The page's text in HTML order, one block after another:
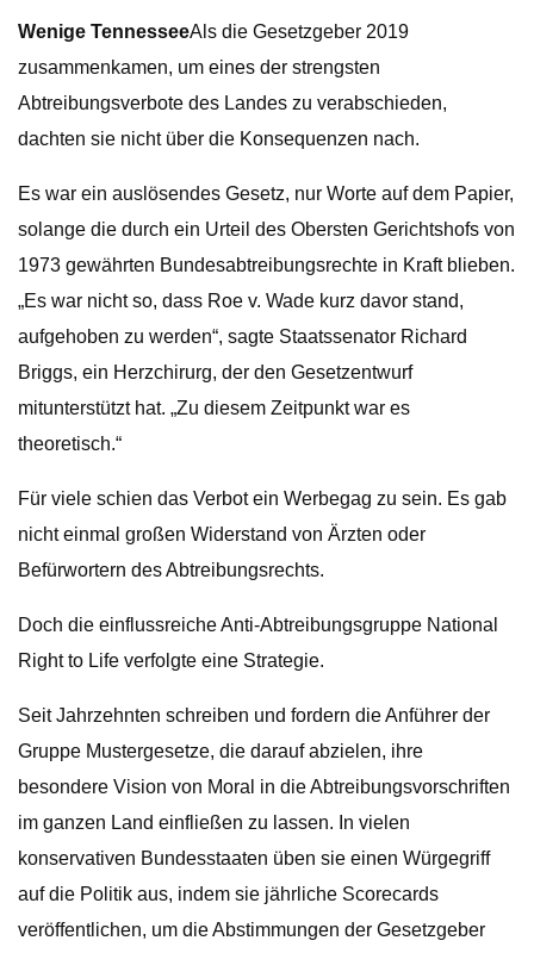
Wenige TennesseeAls die Gesetzgeber 2019
zusammenkamen, um eines der strengsten
Abtreibungsverbote des Landes zu verabschieden,
dachten sie nicht über die Konsequenzen nach.
Es war ein auslösendes Gesetz, nur Worte auf dem Papier,
solange die durch ein Urteil des Obersten Gerichtshofs von
1973 gewährten Bundesabtreibungsrechte in Kraft blieben.
„Es war nicht so, dass Roe v. Wade kurz davor stand,
aufgehoben zu werden“, sagte Staatssenator Richard
Briggs, ein Herzchirurg, der den Gesetzentwurf
mitunterstützt hat. „Zu diesem Zeitpunkt war es
theoretisch.“
Für viele schien das Verbot ein Werbegag zu sein. Es gab
nicht einmal großen Widerstand von Ärzten oder
Befürwortern des Abtreibungsrechts.
Doch die einflussreiche Anti-Abtreibungsgruppe National
Right to Life verfolgte eine Strategie.
Seit Jahrzehnten schreiben und fordern die Anführer der
Gruppe Mustergesetze, die darauf abzielen, ihre
besondere Vision von Moral in die Abtreibungsvorschriften
im ganzen Land einfließen zu lassen. In vielen
konservativen Bundesstaaten üben sie einen Würgegriff
auf die Politik aus, indem sie jährliche Scorecards
veröffentlichen, um die Abstimmungen der Gesetzgeber